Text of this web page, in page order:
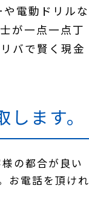
電動ドリルな
が一点一点丁
バで賢く現金
ます。
の都合が良い
お電話を頂けれ